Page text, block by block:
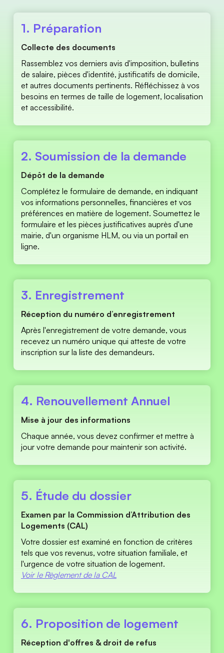
1. Préparation
Collecte des documents
Rassemblez vos derniers avis d'imposition, bulletins
de salaire, pièces d'identité, justificatifs de domicile,
et autres documents pertinents. Réfléchissez à vos
besoins en termes de taille de logement, localisation
et accessibilité.
2. Soumission de la demande
Dépôt de la demande
Complétez le formulaire de demande, en indiquant
vos informations personnelles, financières et vos
préférences en matière de logement. Soumettez le
formulaire et les pièces justificatives auprès d'une
mairie, d'un organisme HLM, ou via un portail en
ligne.
3. Enregistrement
Réception du numéro d’enregistrement
Après l'enregistrement de votre demande, vous
recevez un numéro unique qui atteste de votre
inscription sur la liste des demandeurs.
4. Renouvellement Annuel
Mise à jour des informations
Chaque année, vous devez confirmer et mettre à
jour votre demande pour maintenir son activité.
5. Étude du dossier
Examen par la Commission d’Attribution des
Logements (CAL)
Votre dossier est examiné en fonction de critères
tels que vos revenus, votre situation familiale, et
l'urgence de votre situation de logement.
Voir le Règlement de la CAL
6. Proposition de logement
Réception d'offres & droit de refus